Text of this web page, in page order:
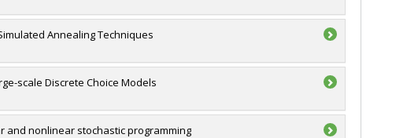
Annealing Techniques
scale Discrete Choice Models
nonlinear stochastic programming